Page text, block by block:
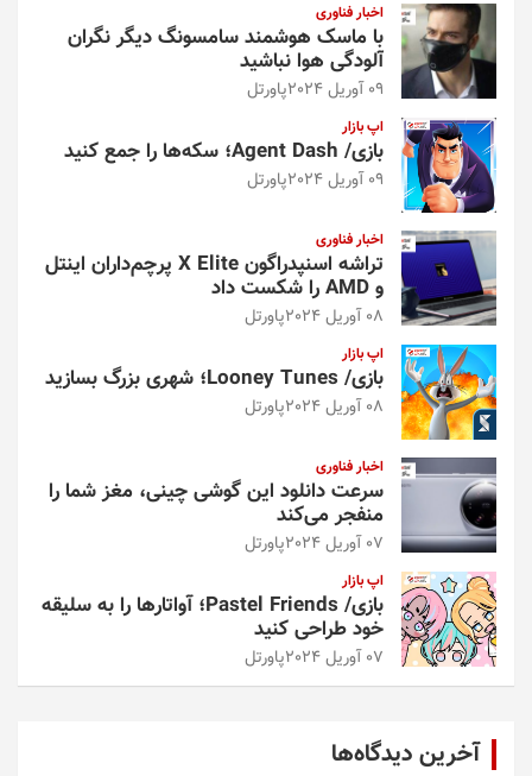
اخبار فناوری
با ماسک هوشمند سامسونگ دیگر نگران
آلودگی هوا نباشید
09 آوریل 2024 پاورتل
اپ بازار
بازی/ Agent Dash؛ سکه‌ها را جمع کنید
09 آوریل 2024 پاورتل
اخبار فناوری
تراشه اسنپدراگون X Elite پرچم‌داران اینتل
و AMD را شکست داد
08 آوریل 2024 پاورتل
اپ بازار
بازی/ Looney Tunes؛ شهری بزرگ بسازید
08 آوریل 2024 پاورتل
اخبار فناوری
سرعت دانلود این گوشی چینی، مغز شما را
منفجر می‌کند
07 آوریل 2024 پاورتل
اپ بازار
بازی/ Pastel Friends؛ آواتارها را به سلیقه
خود طراحی کنید
07 آوریل 2024 پاورتل
آخرین دیدگاه‌ها